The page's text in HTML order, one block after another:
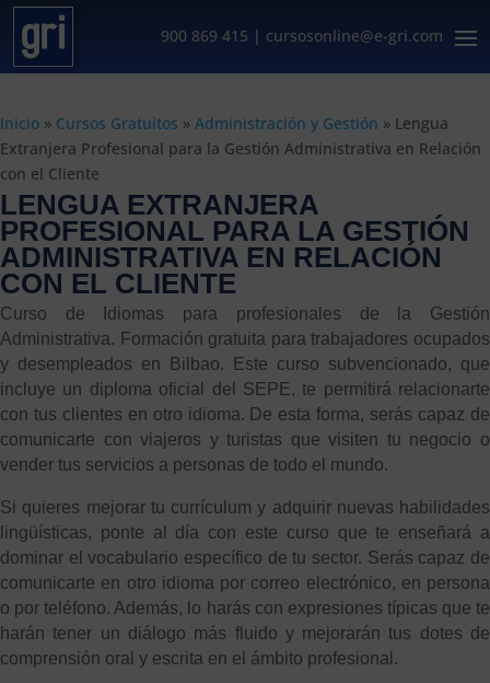
900 869 415 | cursosonline@e-gri.com
Inicio » Cursos Gratuitos » Administración y Gestión » Lengua
Extranjera Profesional para la Gestión Administrativa en Relación
con el Cliente
LENGUA EXTRANJERA
PROFESIONAL PARA LA GESTIÓN
ADMINISTRATIVA EN RELACIÓN
CON EL CLIENTE
Curso de Idiomas para profesionales de la Gestión
Administrativa. Formación gratuita para trabajadores ocupados
y desempleados en Bilbao. Este curso subvencionado, que
incluye un diploma oficial del SEPE, te permitirá relacionarte
con tus clientes en otro idioma. De esta forma, serás capaz de
comunicarte con viajeros y turistas que visiten tu negocio o
vender tus servicios a personas de todo el mundo.
Si quieres mejorar tu currículum y adquirir nuevas habilidades
lingüísticas, ponte al día con este curso que te enseñará a
dominar el vocabulario específico de tu sector. Serás capaz de
comunicarte en otro idioma por correo electrónico, en persona
o por teléfono. Además, lo harás con expresiones típicas que te
harán tener un diálogo más fluido y mejorarán tus dotes de
comprensión oral y escrita en el ámbito profesional.